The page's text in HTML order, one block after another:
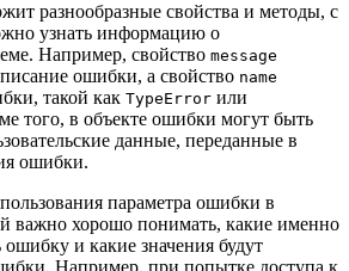
разнообразные свойства и методы, с
узнать информацию о
Например, свойство message
ошибки, а свойство name
такой как TypeError или
того, в объекте ошибки могут быть
данные, переданные в
ошибки.
параметра ошибки в
важно хорошо понимать, какие именно
ошибку и какие значения будут